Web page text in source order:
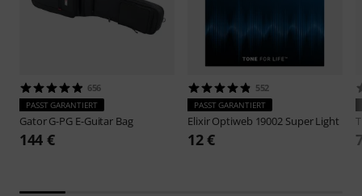
656
PASST GARANTIERT
GatorG-PG E-Guitar Bag
144 €
552
PASST GARANTIERT
ElixirOptiweb 19002 Super Light
12 €